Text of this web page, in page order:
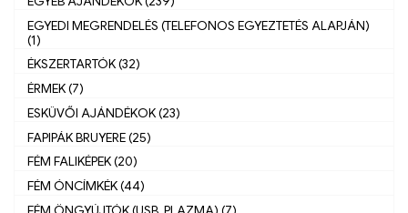
EGYEDI MEGRENDELÉS (TELEFONOS EGYEZTETÉS ALAPJÁN)
(1)
ÉKSZERTARTÓK (32)
ÉRMEK (7)
ESKÜVŐI AJÁNDÉKOK (23)
FAPIPÁK BRUYERE (25)
FÉM FALIKÉPEK (20)
FÉM ÓNCÍMKÉK (44)